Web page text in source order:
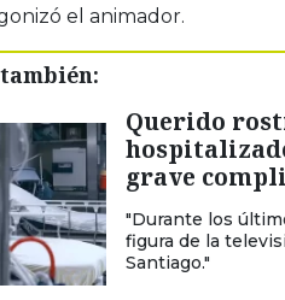
el animador.
Querido
grave
"Durante los
figura de la
Santiago."